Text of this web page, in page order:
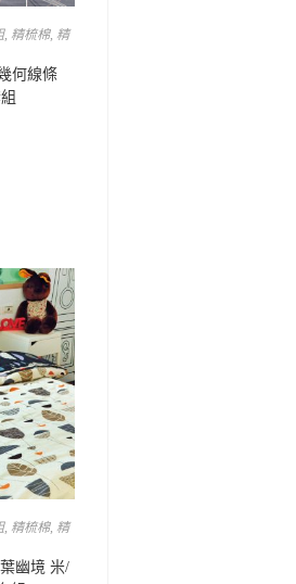
, 精梳棉, 精
何線條
, 精梳棉, 精
幽境 米/